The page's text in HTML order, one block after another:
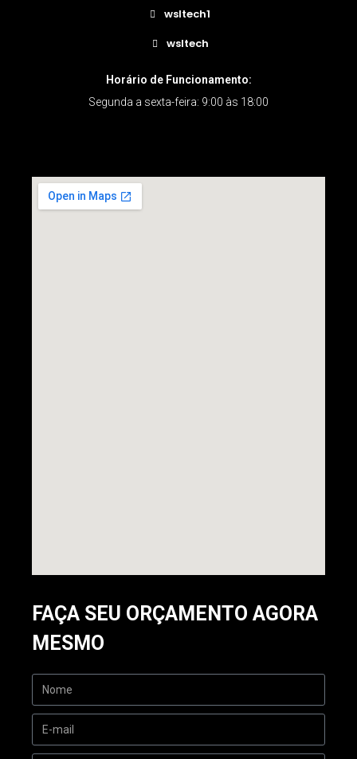
wsltech1
wsltech
Horário de Funcionamento:
Segunda a sexta-feira: 9:00 às 18:00
FAÇA SEU ORÇAMENTO AGORA
MESMO